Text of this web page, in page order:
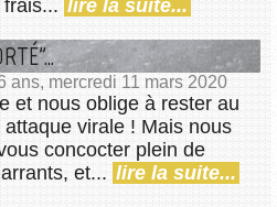
lire la suite...
ans, mercredi 11 mars 2020
et nous oblige à rester au
attaque virale ! Mais nous
concocter plein de
et... lire la suite...